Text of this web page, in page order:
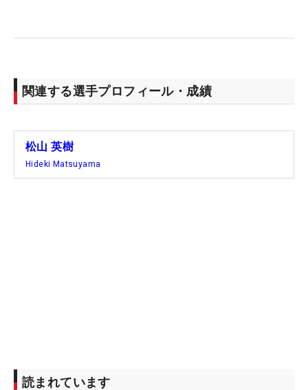
関連する選手プロフィール・成績
松山 英樹
Hideki Matsuyama
読まれています